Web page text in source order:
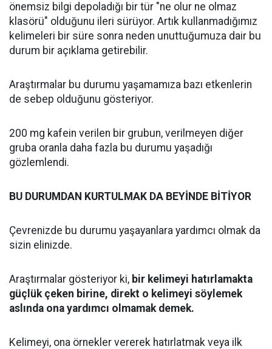
önemsiz bilgi depoladığı bir tür "ne olur ne olmaz
klasörü" olduğunu ileri sürüyor. Artık kullanmadığımız
kelimeleri bir süre sonra neden unuttuğumuza dair bu
durum bir açıklama getirebilir.
Araştırmalar bu durumu yaşamamıza bazı etkenlerin
de sebep olduğunu gösteriyor.
200 mg kafein verilen bir grubun, verilmeyen diğer
gruba oranla daha fazla bu durumu yaşadığı
gözlemlendi.
BU DURUMDAN KURTULMAK DA BEYİNDE BİTİYOR
Çevrenizde bu durumu yaşayanlara yardımcı olmak da
sizin elinizde.
Araştırmalar gösteriyor ki, bir kelimeyi hatırlamakta
güçlük çeken birine, direkt o kelimeyi söylemek
aslında ona yardımcı olmamak demek.
Kelimeyi, ona örnekler vererek hatırlatmak veya ilk